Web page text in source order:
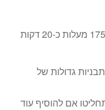
לאפות על ניר אפיה לא משומן בחום 175 מעלות כ-20 דקות
הכמות מספיקה בדיוק למלא צפוף 2 תבניות גדולות של
אם להוסיף עוד